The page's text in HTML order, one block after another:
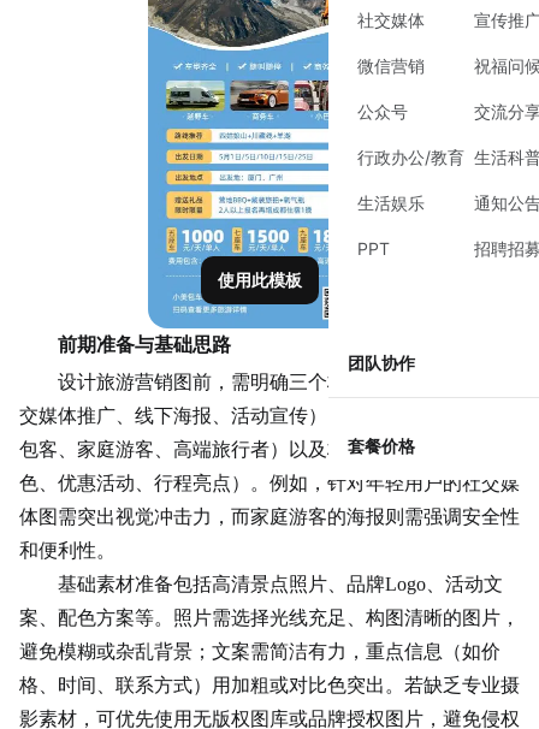
社交媒体
微信营销
公众号
行政办公/教育
生活娱乐
PPT
宣传推
祝福问
交流分
生活科
通知公
招聘招
团队协作
套餐价格
使用此模板
前期准备与基础思路
设计旅游营销图前，需明确三个核心问题：用途（如社
交媒体推广、线下海报、活动宣传）、目标受众（如年轻背
包客、家庭游客、高端旅行者）以及核心信息（如景点特
色、优惠活动、行程亮点）。例如，针对年轻用户的社交媒
体图需突出视觉冲击力，而家庭游客的海报则需强调安全性
和便利性。
基础素材准备包括高清景点照片、品牌Logo、活动文
案、配色方案等。照片需选择光线充足、构图清晰的图片，
避免模糊或杂乱背景；文案需简洁有力，重点信息（如价
格、时间、 联系方式）用加粗或对比色突出。若缺乏专业摄
影素材，可优先使用无版权图库或品牌授权图片，避免侵权